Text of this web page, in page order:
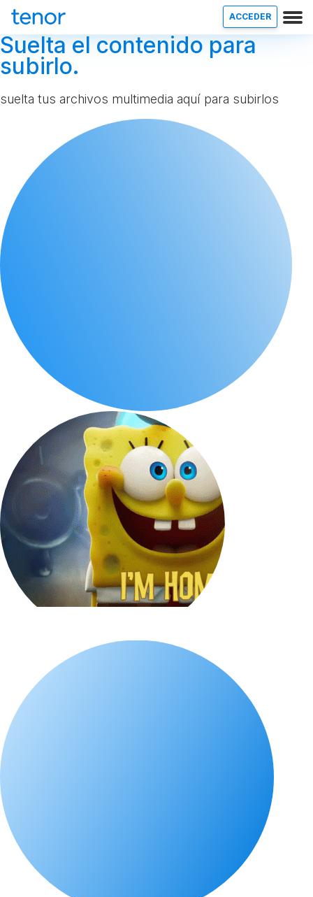
ACCEDER
Suelta el contenido para
subirlo.
suelta tus archivos multimedia aquí para subirlos